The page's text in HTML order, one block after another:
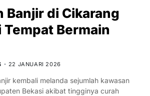
Banjir di Cikarang
Tempat Bermain
22 JANUARI 2026
kembali melanda sejumlah kawasan
Bekasi akibat tingginya curah